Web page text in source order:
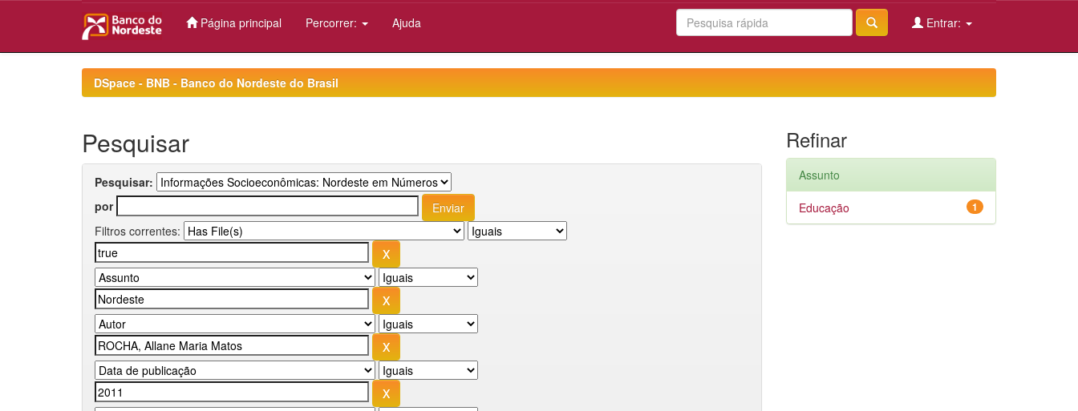
Página principal Percorrer: Ajuda Entrar:
DSpace - BNB - Banco do Nordeste do Brasil
Pesquisar
Pesquisar:
por
Filtros correntes:
Refinar
Assunto
1
Educação